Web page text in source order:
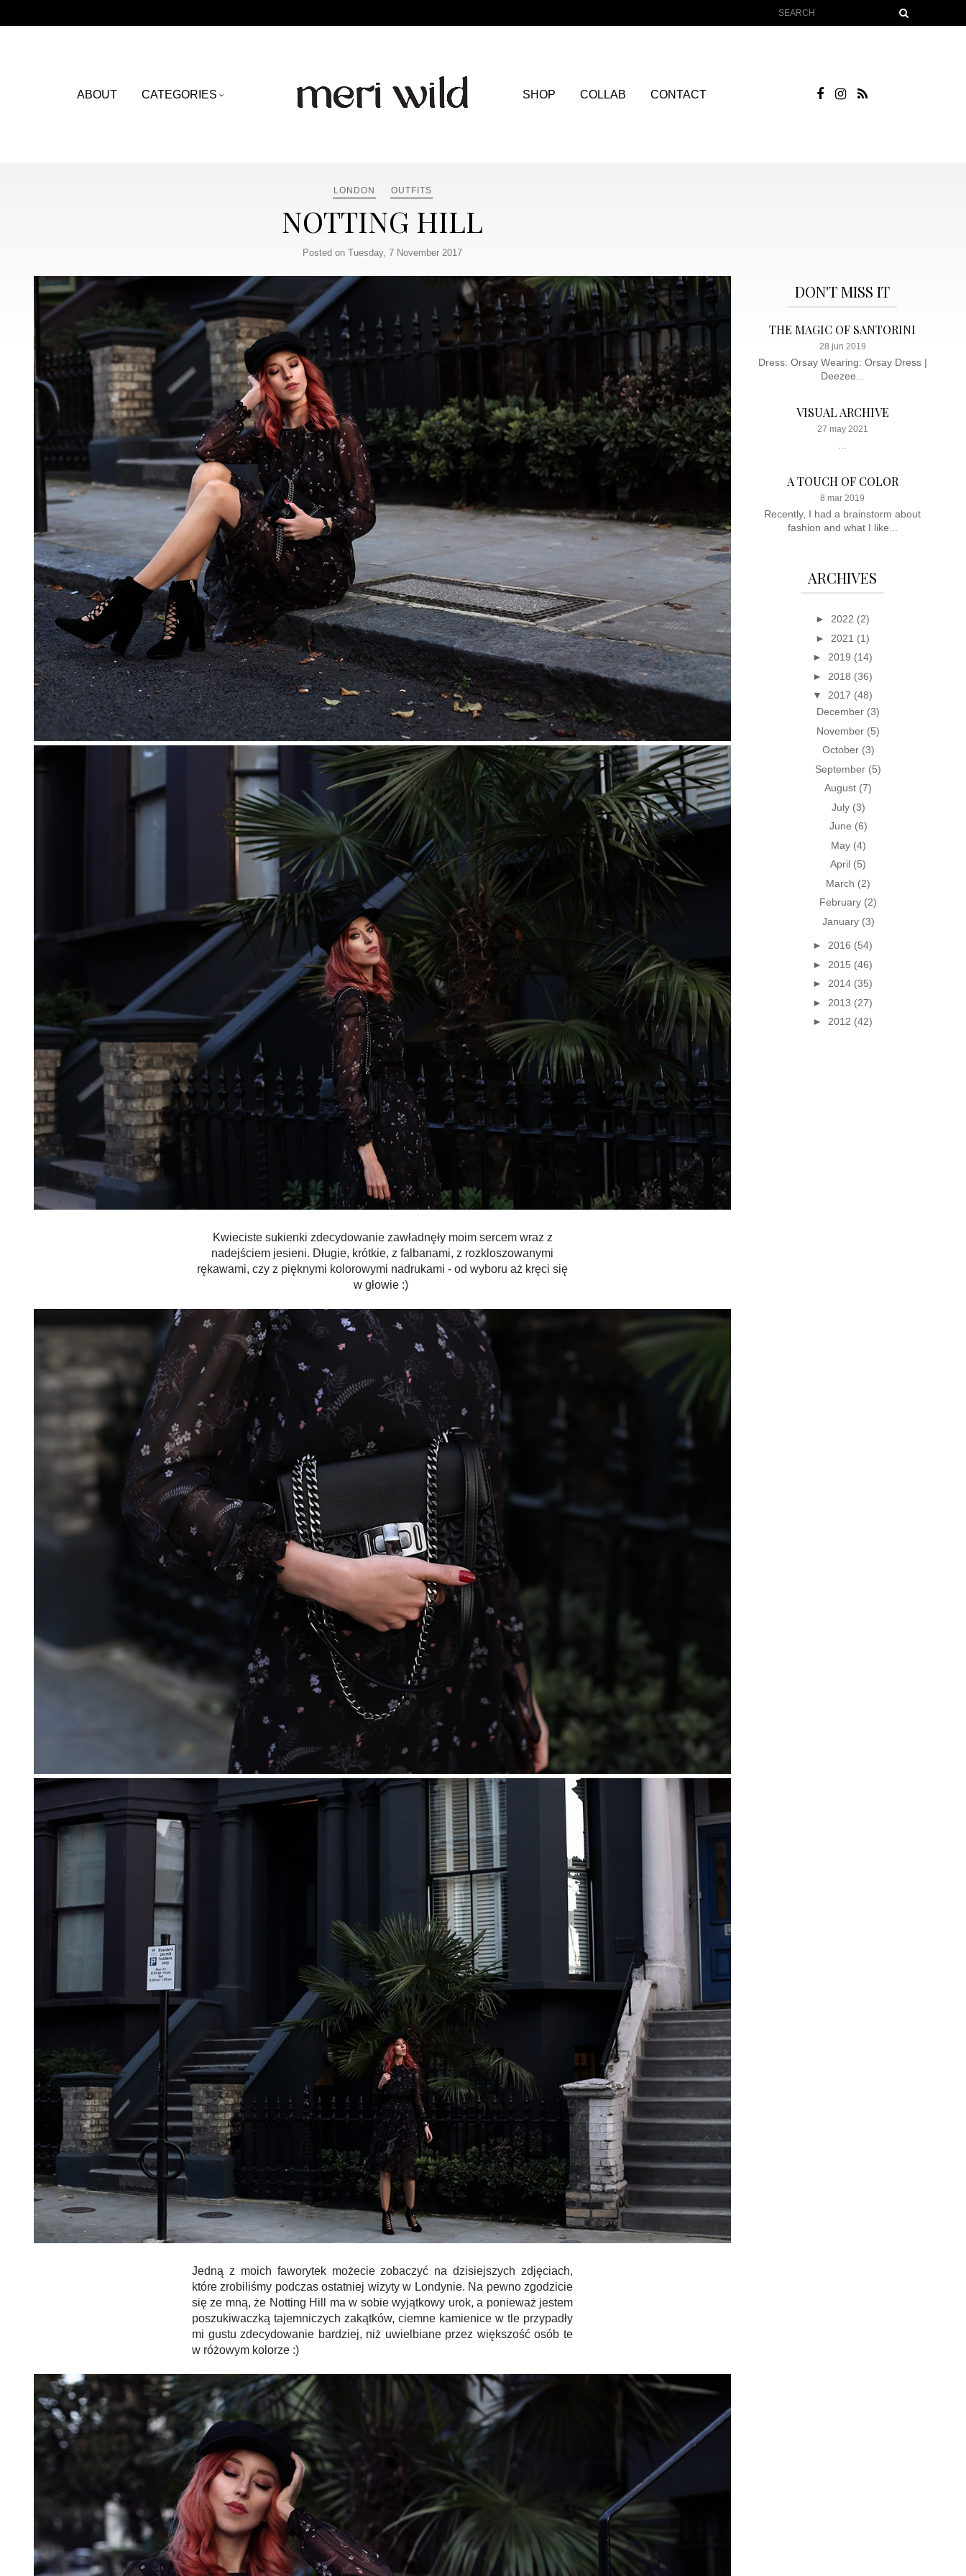
ABOUT CATEGORIES SHOP COLLAB CONTACT
LONDON OUTFITS
NOTTING HILL
Posted on Tuesday, 7 November 2017
Kwieciste sukienki zdecydowanie zawładnęły moim sercem wraz z
nadejściem jesieni. Długie, krótkie, z falbanami, z rozkloszowanymi
rękawami, czy z pięknymi kolorowymi nadrukami - od wyboru aż kręci się
w głowie :)
Jedną z moich faworytek możecie zobaczyć na dzisiejszych zdjęciach,
które zrobiliśmy podczas ostatniej wizyty w Londynie. Na pewno zgodzicie
się ze mną, że Notting Hill ma w sobie wyjątkowy urok, a ponieważ jestem
poszukiwaczką tajemniczych zakątków, ciemne kamienice w tle przypadły
mi gustu zdecydowanie bardziej, niż uwielbiane przez większość osób te
w różowym kolorze :)
DON'T MISS IT
THE MAGIC OF SANTORINI
28 jun 2019
Dress: Orsay Wearing: Orsay Dress |
Deezee...
VISUAL ARCHIVE
27 may 2021
A TOUCH OF COLOR
8 mar 2019
Recently, I had a brainstorm about
fashion and what I like...
ARCHIVES
► 2022 (2)
► 2021 (1)
► 2019 (14)
► 2018 (36)
▼ 2017 (48)
December (3)
November (5)
October (3)
September (5)
August (7)
July (3)
June (6)
May (4)
April (5)
March (2)
February (2)
January (3)
► 2016 (54)
► 2015 (46)
► 2014 (35)
► 2013 (27)
► 2012 (42)